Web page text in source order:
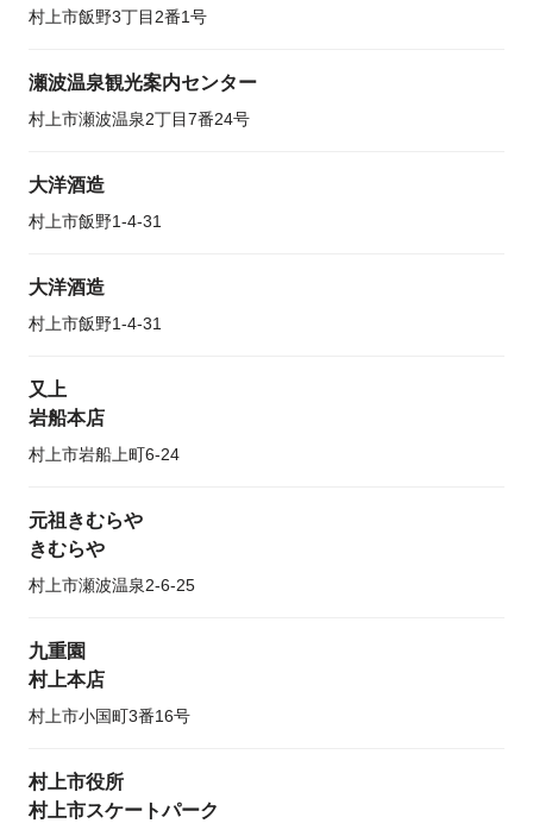
村上市飯野3丁目2番1号
瀬波温泉観光案内センター
村上市瀬波温泉2丁目7番24号
大洋酒造
村上市飯野1-4-31
大洋酒造
村上市飯野1-4-31
又上
岩船本店
村上市岩船上町6-24
元祖きむらや
きむらや
村上市瀬波温泉2-6-25
九重園
村上本店
村上市小国町3番16号
村上市役所
村上市スケートパーク